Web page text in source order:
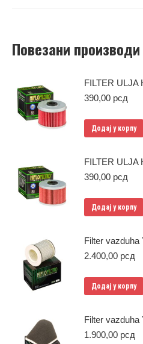
Повезани производи
FILTER ULJA
390,00 рсд
Додај у корпу
FILTER ULJA
390,00 рсд
Додај у корпу
Filter vazduha
2.400,00 рсд
Додај у корпу
Filter vazduha
1.900,00 рсд